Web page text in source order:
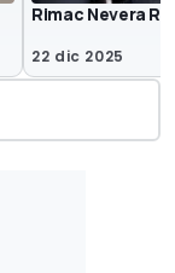
Rimac Nevera R
22 dic 2025